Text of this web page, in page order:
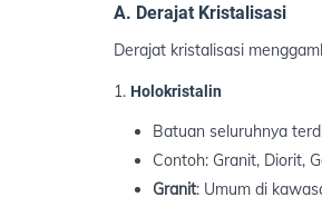
A. Derajat Kristalisasi
Derajat kristalisasi
Holokristalin
Batuan seluruhnya
Contoh: Granit, Diorit,
Granit: Umum di